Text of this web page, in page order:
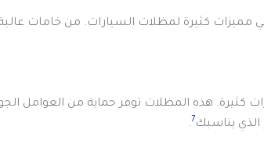
مميزات كثيرة لمظلات السيارات. من خامات
كثيرة. هذه المظلات توفر حماية من العوامل
الذي يناسبك7
.